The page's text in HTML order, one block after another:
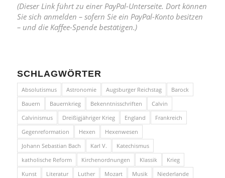
(Dieser Link führt zu einer PayPal-Unterseite. Dort können
Sie sich anmelden – sofern Sie ein PayPal-Konto besitzen
– und die Kaffee-Spende bestätigen.)
SCHLAGWÖRTER
Absolutismus Astronomie Augsburger Reichstag
Barock
Bauern
Bauernkrieg Bekenntnisschriften
Calvin
Calvinismus
Dreißigjähriger Krieg England
Frankreich
Gegenreformation
Hexen
Hexenwesen
Johann Sebastian Bach
Karl V.
Katechismus
katholische Reform
Kirchenordnungen Klassik
Krieg
Kunst
Literatur Luther Mozart Musik
Niederlande